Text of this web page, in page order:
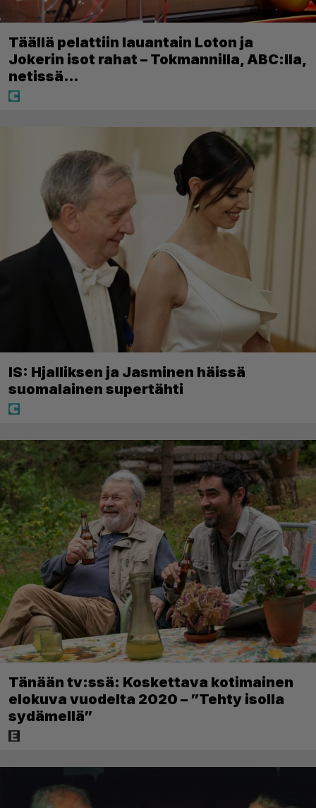
Täällä pelattiin lauantain Loton ja
Jokerin isot rahat – Tokmannilla, ABC:lla,
netissä…
IS: Hjalliksen ja Jasminen häissä
suomalainen supertähti
Tänään tv:ssä: Koskettava kotimainen
elokuva vuodelta 2020 – ”Tehty isolla
sydämellä”